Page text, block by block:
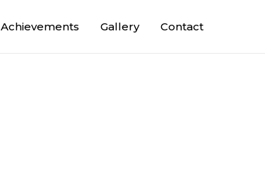
Achievements Gallery Contact